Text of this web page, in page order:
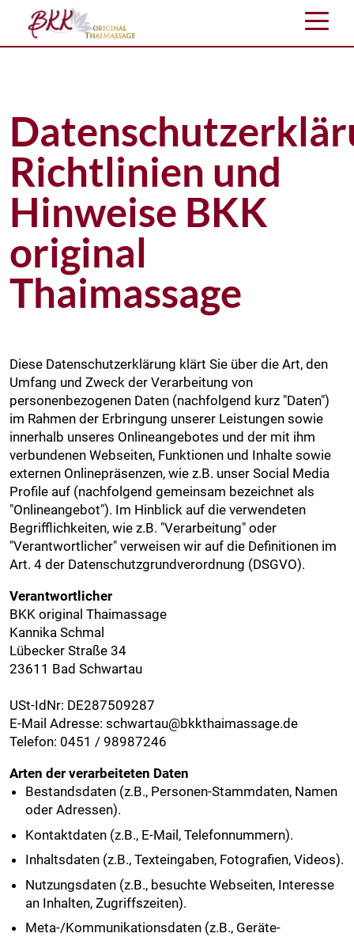
Richtlinien und
Hinweise BKK
original
Thaimassage
Diese Datenschutzerklärung klärt Sie über die Art, den
Umfang und Zweck der Verarbeitung von
personenbezogenen Daten (nachfolgend kurz "Daten")
im Rahmen der Erbringung unserer Leistungen sowie
innerhalb unseres Onlineangebotes und der mit ihm
verbundenen Webseiten, Funktionen und Inhalte sowie
externen Onlinepräsenzen, wie z.B. unser Social Media
Profile auf (nachfolgend gemeinsam bezeichnet als
"Onlineangebot"). Im Hinblick auf die verwendeten
Begrifflichkeiten, wie z.B. "Verarbeitung" oder
"Verantwortlicher" verweisen wir auf die Definitionen im
Art. 4 der Datenschutzgrundverordnung (DSGVO).
Verantwortlicher
BKK original Thaimassage
Kannika Schmal
Lübecker Straße 34
23611 Bad Schwartau
USt-IdNr: DE287509287
E-Mail Adresse: schwartau@bkkthaimassage.de
Telefon: 0451 / 98987246
Arten der verarbeiteten Daten
Bestandsdaten (z.B., Personen-Stammdaten, Namen
oder Adressen).
Kontaktdaten (z.B., E-Mail, Telefonnummern).
Inhaltsdaten (z.B., Texteingaben, Fotografien, Videos).
Nutzungsdaten (z.B., besuchte Webseiten, Interesse
an Inhalten, Zugriffszeiten).
Meta-/Kommunikationsdaten (z.B., Geräte-